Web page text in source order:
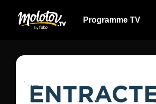
Programme TV